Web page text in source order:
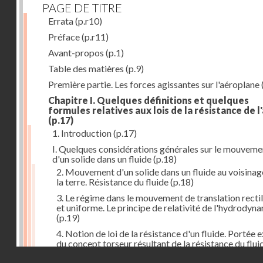
PAGE DE TITRE
Errata(p.r10)
Préface(p.r11)
Avant-propos (p.1)
Table des matières (p.9)
Première partie. Les forces agissantes sur l'aéroplane
Chapitre I. Quelques définitions et quelques
formules relatives aux lois de la résistance de
(p.17)
1. Introduction(p.17)
I. Quelques considérations générales sur le
d'un solide dans un fluide(p.18)
2. Mouvement d'un solide dans un fluide au
la terre. Résistance du fluide(p.18)
3. Le régime dans le mouvement de translation
et uniforme. Le principe de relativité de
(p.19)
4. Notion de loi de la résistance d'un fluide. Portée
du concept torseur résultant de la résistance du